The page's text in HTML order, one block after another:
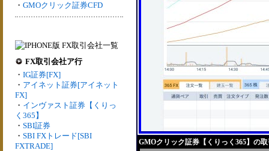
・ GMOクリック証券CFD
FX取引会社ア行
・ IG証券[FX]
・ アイネット証券[アイネット
FX]
・ インヴァスト証券【くりっ
く365】
・ SBI証券
・ SBI FXトレード[SBI
FXTRADE]
GMOクリック証券【くりっく365】の